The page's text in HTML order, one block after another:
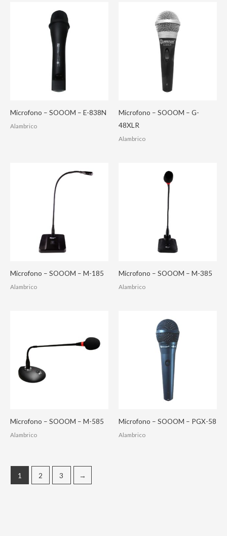
Microfono – SOOOM – E-838N
Alambrico
Microfono – SOOOM – G-
48XLR
Alambrico
Microfono – SOOOM – M-185
Alambrico
Microfono – SOOOM – M-385
Alambrico
Microfono – SOOOM – M-585
Alambrico
Microfono – SOOOM – PGX-58
Alambrico
1 2 3 →